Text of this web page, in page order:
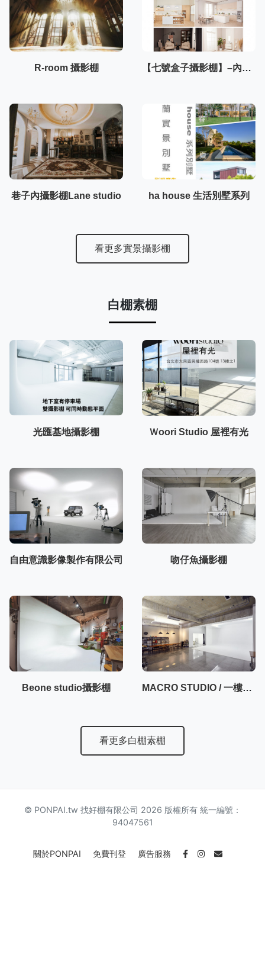
R-room 攝影棚 【七號盒子攝影棚】–內湖棚3F
巷子內攝影棚Lane studio ha house 生活別墅系列
看更多實景攝影棚
白棚素棚
光匯基地攝影棚 Ｗoori Studio 屋裡有光
自由意識影像製作有限公司 吻仔魚攝影棚
Beone studio攝影棚 MACRO STUDIO / 一樓50坪大空間攝影棚
看更多白棚素棚
© PONPAI.tw 找好棚有限公司 2026 版權所有 統一編號：
94047561
關於PONPAI 免費刊登 廣告服務